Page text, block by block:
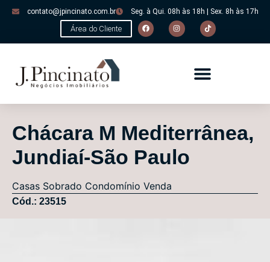
contato@jpincinato.com.br Seg. à Qui. 08h às 18h | Sex. 8h às 17h
Área do Cliente
Chácara M Mediterrânea,
Jundiaí-São Paulo
Casas Sobrado Condomínio Venda
Cód.: 23515